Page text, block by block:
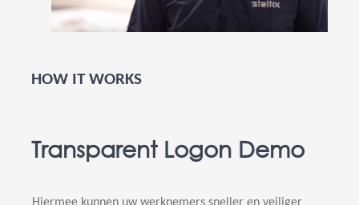
HOW IT WORKS
Transparent Logon Demo
Hiermee kunnen uw werknemers sneller en veiliger